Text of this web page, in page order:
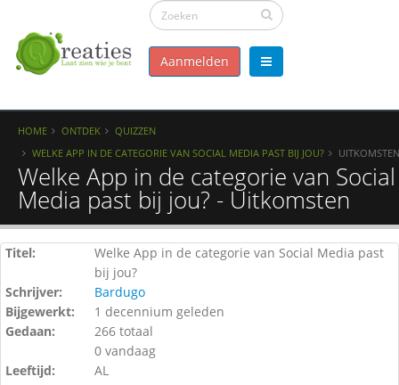
Aanmelden
HOME ONTDEK
QUIZZEN
WELKE APP IN DE CATEGORIE VAN SOCIAL MEDIA PAST BIJ JOU?
UITKOMSTEN
Welke App in de categorie van Social
Media past bij jou? - Uitkomsten
Titel:
Welke App in de categorie van Social Media past
bij jou?
Schrijver:
Bardugo
Bijgewerkt:
1 decennium geleden
Gedaan:
266 totaal
0 vandaag
Leeftijd:
AL